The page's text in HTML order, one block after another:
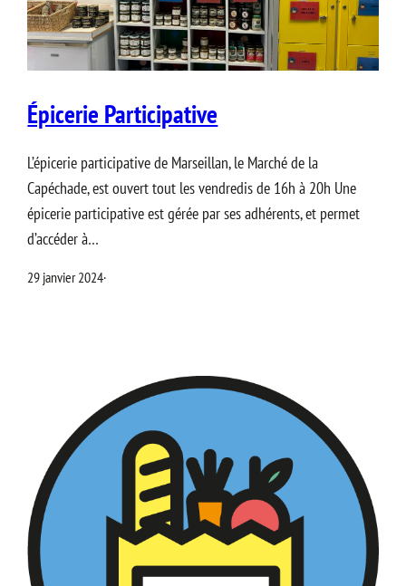
Épicerie Participative
L’épicerie participative de Marseillan, le Marché de la
Capéchade, est ouvert tout les vendredis de 16h à 20h Une
épicerie participative est gérée par ses adhérents, et permet
d’accéder à…
29 janvier 2024·